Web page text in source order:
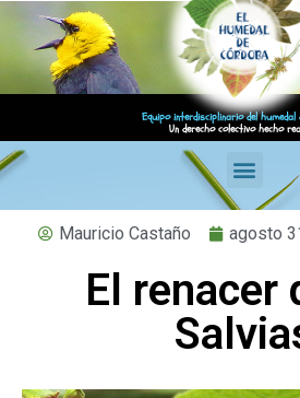
Equipo interdisciplinario del humedal
Un derecho colectivo hecho
Mauricio Castaño agosto
El renacer